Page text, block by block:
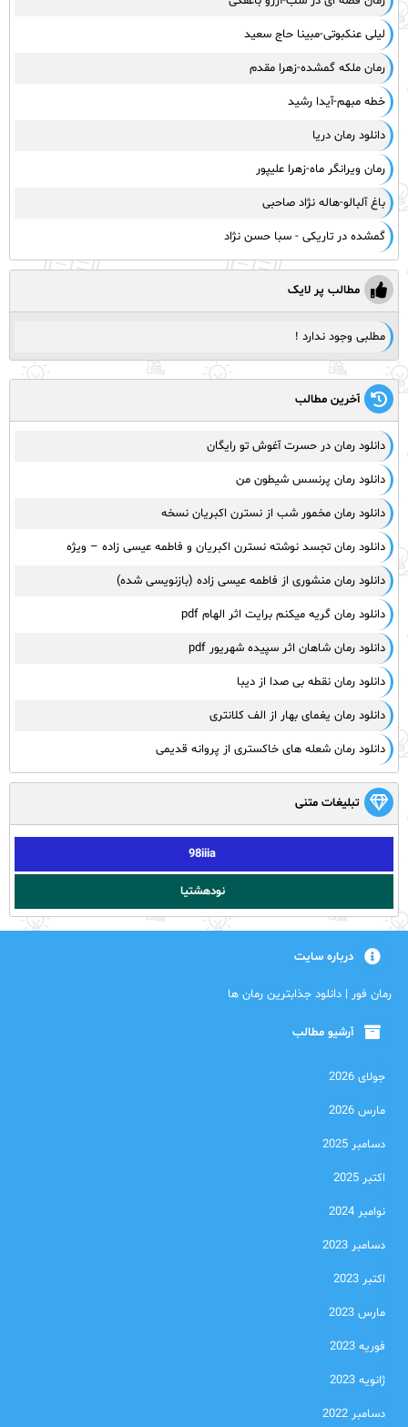
لیلی عنکبوتی-مبینا حاج سعید
رمان ملکه گمشده-زهرا مقدم
خطه مبهم-آیدا رشید
دانلود رمان دریا
رمان ویرانگر ماه-زهرا علیپور
باغ آلبالو-هاله نژاد صاحبی
گمشده در تاریکی - سبا حسن نژاد
مطالب پر لایک
مطلبی وجود ندارد !
آخرین مطالب
دانلود رمان در حسرت آغوش تو رایگان
دانلود رمان پرنسس شیطون من
دانلود رمان مخمور شب از نسترن اکبریان نسخه
دانلود رمان تجسد نوشته نسترن اکبریان و فاطمه عیسی زاده – ویژه
دانلود رمان منشوری از فاطمه عیسی زاده (بازنویسی شده)
دانلود رمان گریه میکنم برایت اثر الهام pdf
دانلود رمان شاهان اثر سپیده شهریور pdf
دانلود رمان نقطه بی صدا از دیبا
دانلود رمان یغمای بهار از الف کلانتری
دانلود رمان شعله های خاکستری از پروانه قدیمی
تبلیغات متنی
98iiia
نودهشتیا
درباره سایت
رمان فور | دانلود جذابترین رمان ها
آرشیو مطالب
جولای 2026
مارس 2026
دسامبر 2025
اکتبر 2025
نوامبر 2024
دسامبر 2023
اکتبر 2023
مارس 2023
فوریه 2023
ژانویه 2023
دسامبر 2022